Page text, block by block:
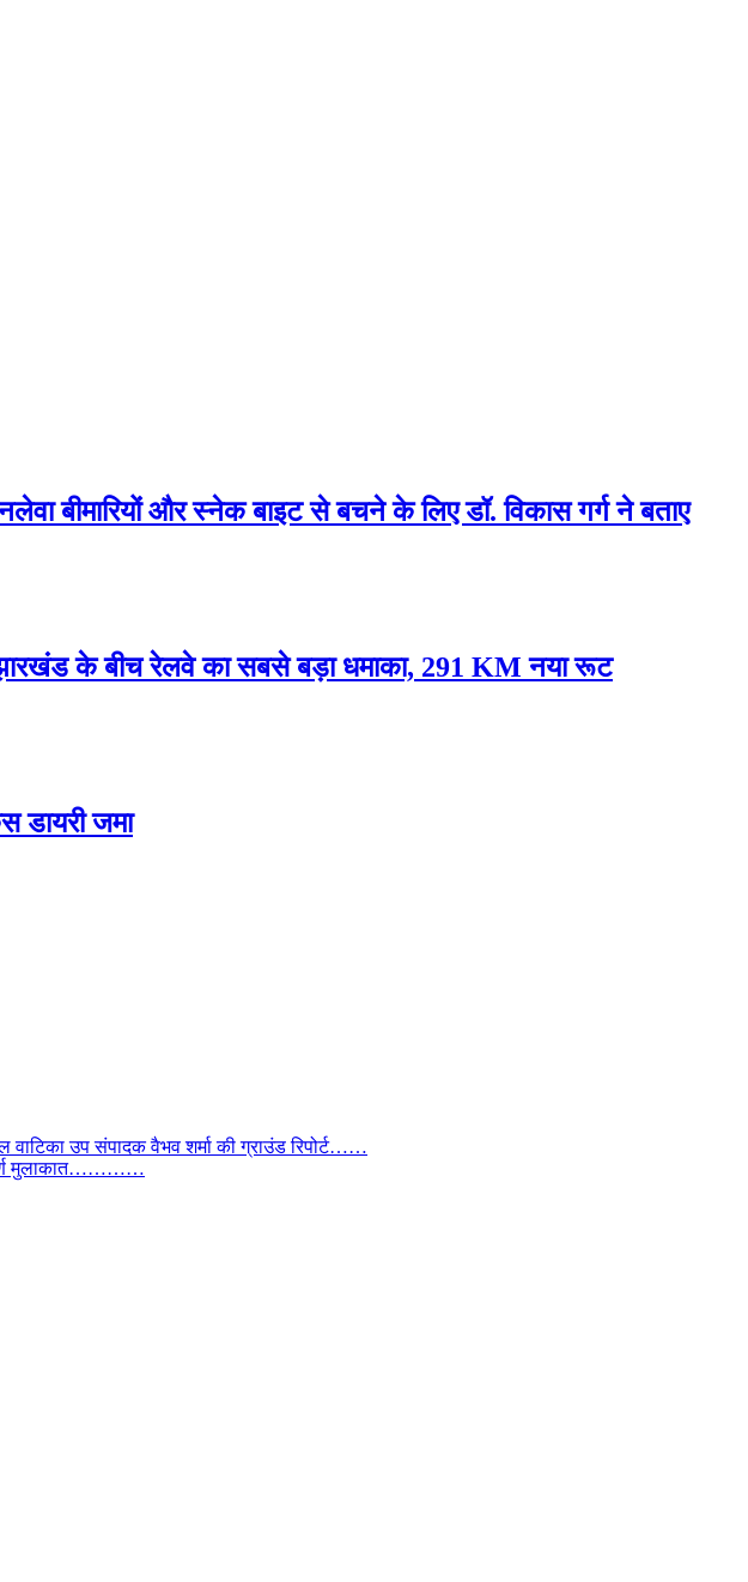
बीमारियों और स्नेक बाइट से बचने के लिए डॉ. विकास गर्ग ने बताए
के बीच रेलवे का सबसे बड़ा धमाका, 291 KM नया रूट
डायरी जमा
उप संपादक वैभव शर्मा की ग्राउंड रिपोर्ट……
मुलाकात…………